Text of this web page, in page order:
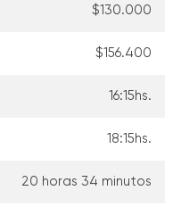
$130.000
$156.400
16:15hs.
18:15hs.
20 horas 34 minutos